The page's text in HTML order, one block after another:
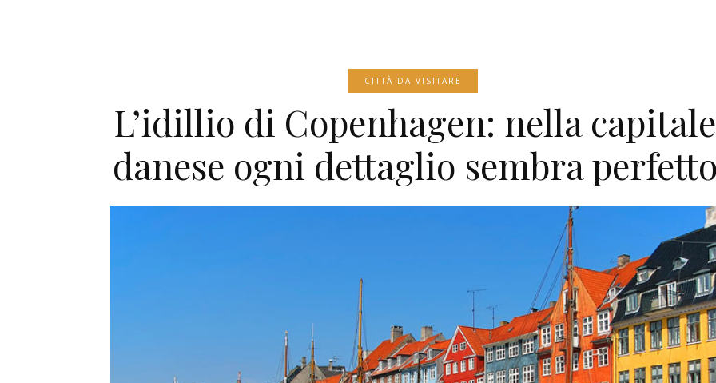
CITTÀ DA VISITARE
L’idillio di Copenhagen: nella capitale
danese ogni dettaglio sembra